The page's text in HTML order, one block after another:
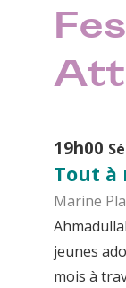
19h00
Tout à
Marine
jeunes
mois à